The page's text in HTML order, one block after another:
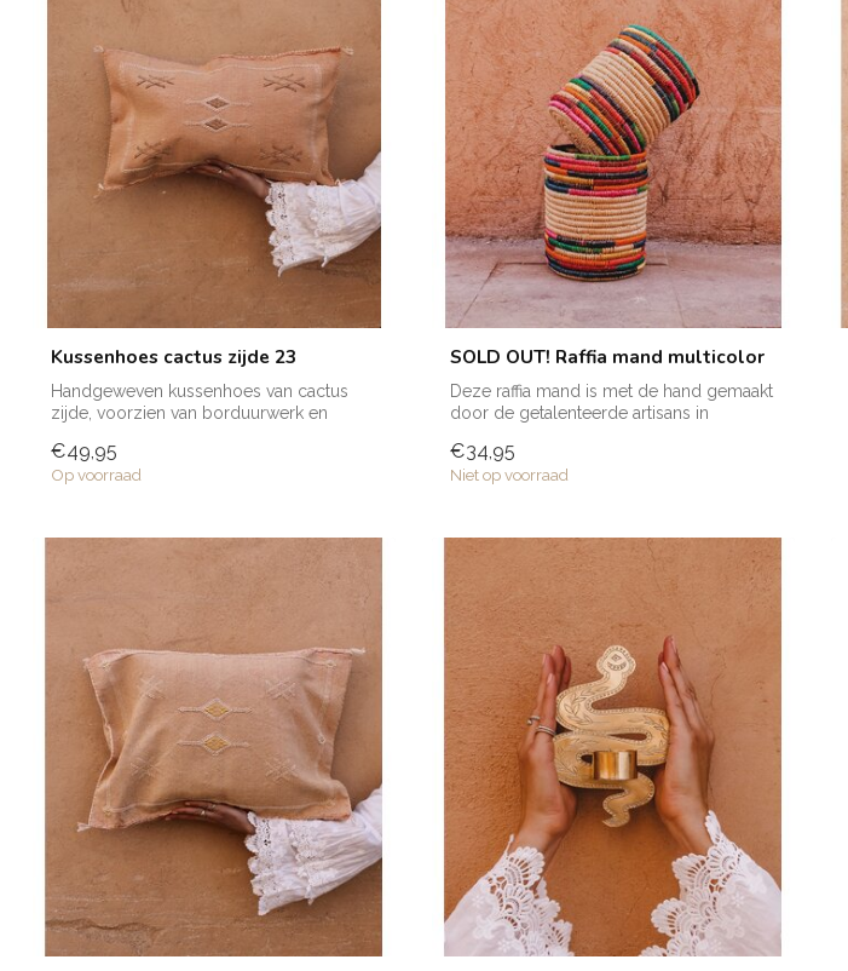
Kussenhoes cactus zijde 23
Handgeweven kussenhoes van cactus
zijde, voorzien van borduurwerk en
€49,95
Op voorraad
SOLD OUT! Raffia mand multicolor
Deze raffia mand is met de hand gemaakt
door de getalenteerde artisans in
€34,95
Niet op voorraad